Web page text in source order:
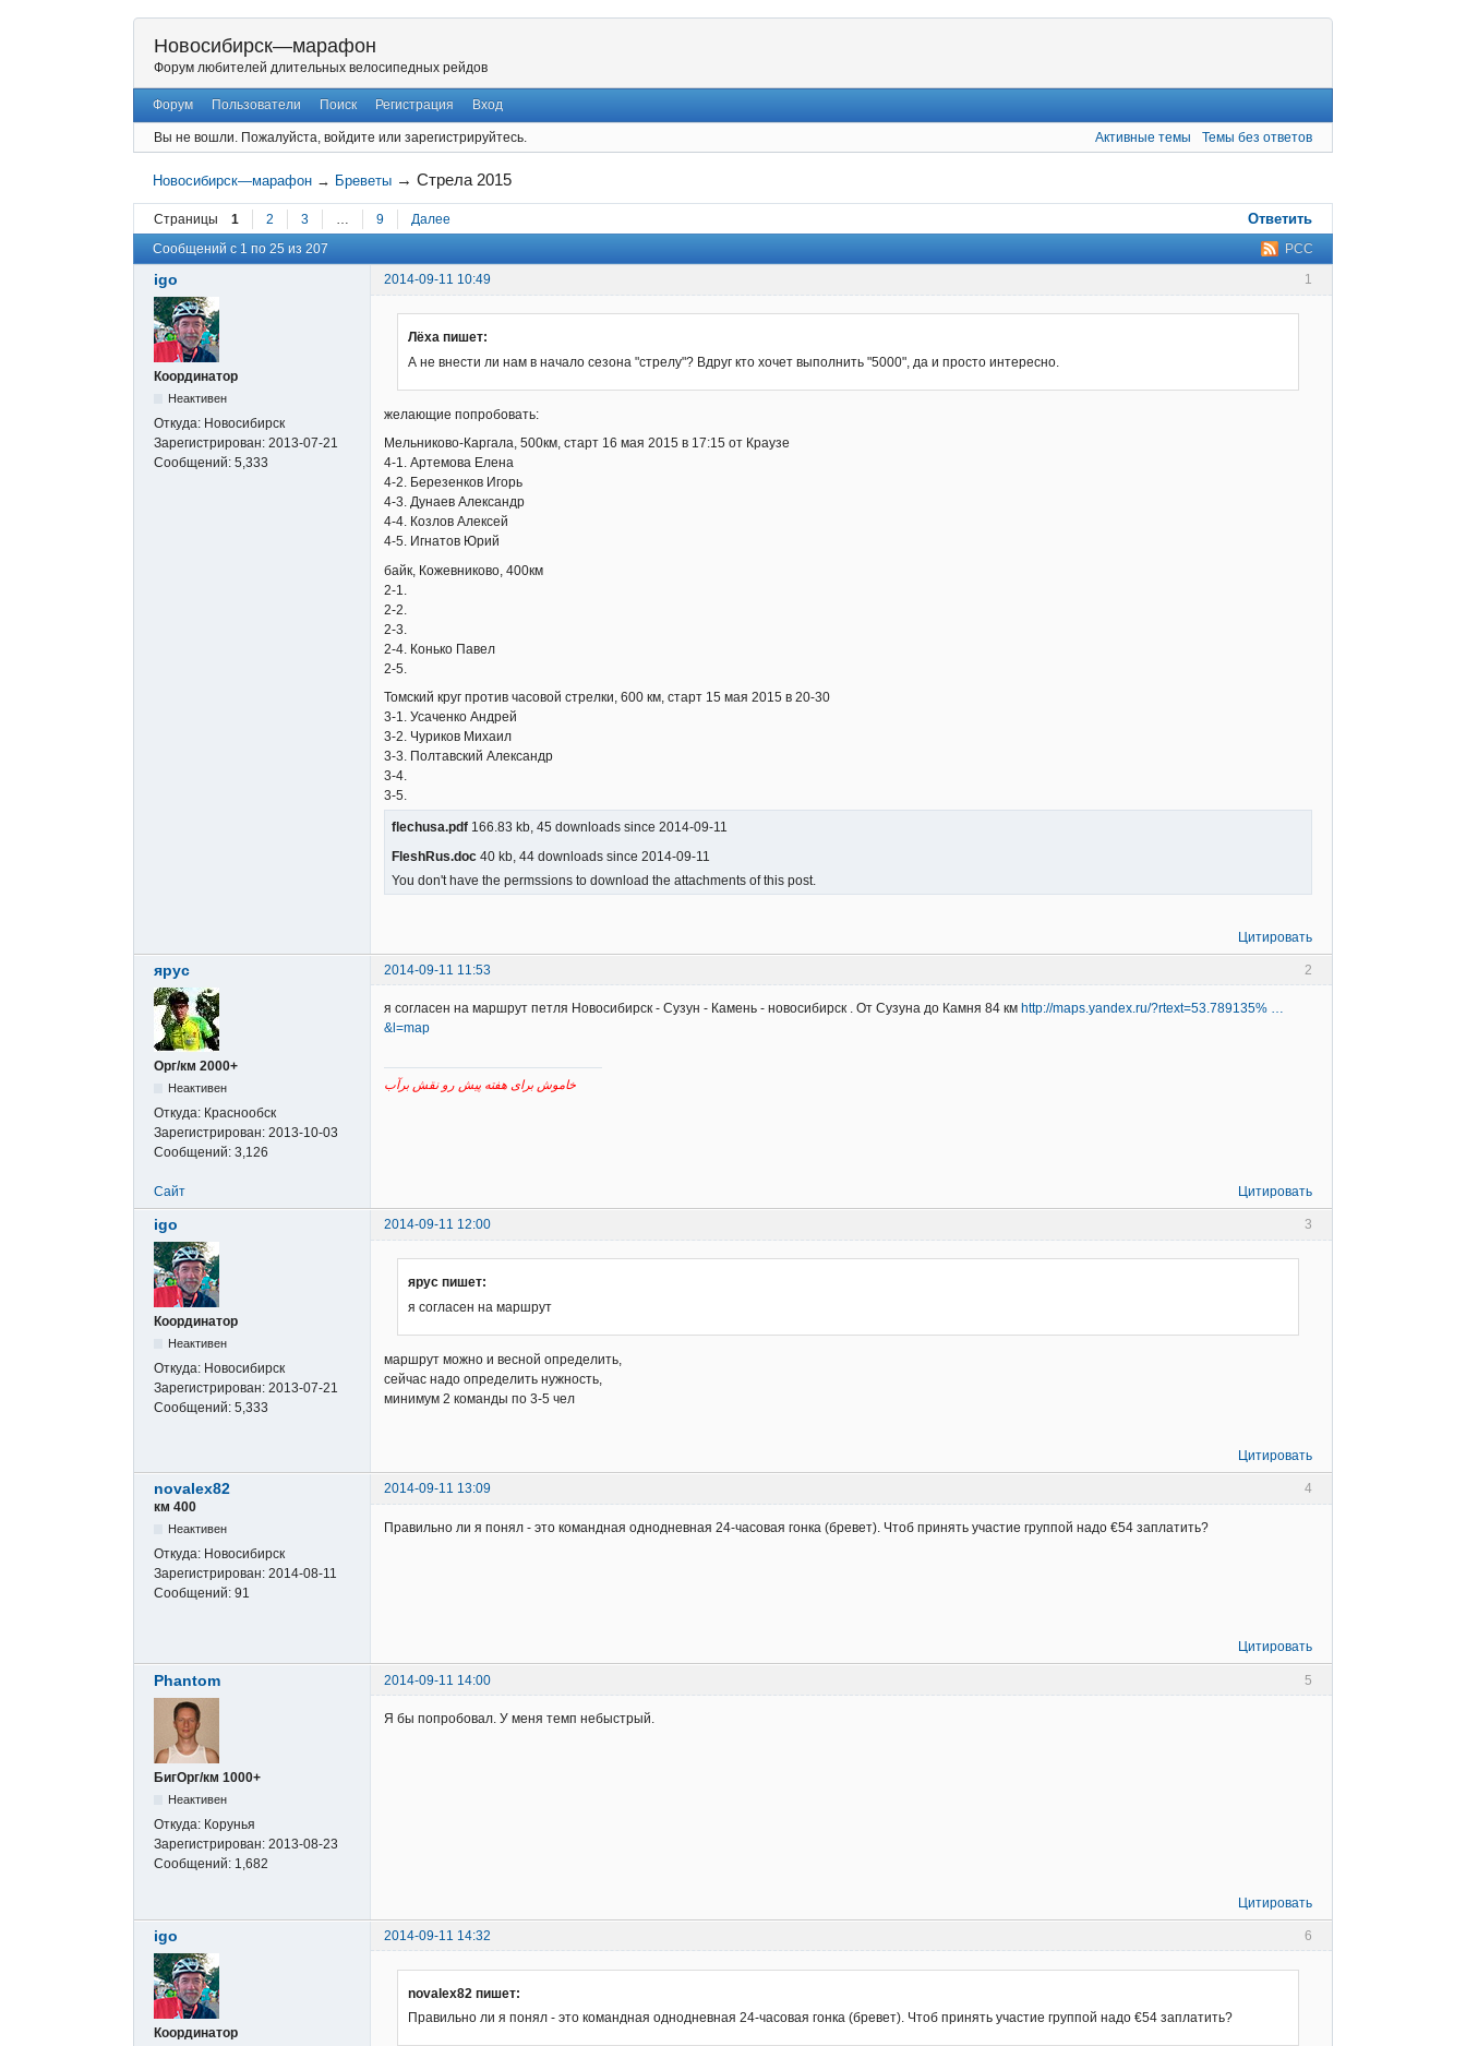
Новосибирск—марафон
Форум любителей длительных велосипедных рейдов
Форум Пользователи Поиск Регистрация Вход
Вы не вошли. Пожалуйста, войдите или зарегистрируйтесь. Активные темы Темы без ответов
Новосибирск—марафон → Бреветы →Стрела 2015
Страницы 1 2 3 9 Далее Ответить
РСС
Сообщений с 1 по 25 из 207
1
igo 2014-09-11 10:49
Координатор
Неактивен
Откуда: Новосибирск
Зарегистрирован: 2013-07-21
Сообщений: 5,333
Лёха пишет:
А не внести ли нам в начало сезона "стрелу"? Вдруг кто хочет выполнить "5000", да и просто интересно.
желающие попробовать:
Мельниково-Каргала, 500км, старт 16 мая 2015 в 17:15 от Краузе
4-1. Артемова Елена
4-2. Березенков Игорь
4-3. Дунаев Александр
4-4. Козлов Алексей
4-5. Игнатов Юрий
байк, Кожевниково, 400км
2-1.
2-2.
2-3.
2-4. Конько Павел
2-5.
Томский круг против часовой стрелки, 600 км, старт 15 мая 2015 в 20-30
3-1. Усаченко Андрей
3-2. Чуриков Михаил
3-3. Полтавский Александр
3-4.
3-5.
flechusa.pdf 166.83 kb, 45 downloads since 2014-09-11
FleshRus.doc 40 kb, 44 downloads since 2014-09-11
You don't have the permssions to download the attachments of this post.
Цитировать
2
ярус 2014-09-11 11:53
Орг/км 2000+
Неактивен
Откуда: Краснообск
Зарегистрирован: 2013-10-03
Сообщений: 3,126
я согласен на маршрут петля Новосибирск - Сузун - Камень - новосибирск . От Сузуна до Камня 84 км http://maps.yandex.ru/?rtext=53.789135% …
&l=map
Сайт Цитировать
3
igo 2014-09-11 12:00
Координатор
Неактивен
Откуда: Новосибирск
Зарегистрирован: 2013-07-21
Сообщений: 5,333
ярус пишет:
я согласен на маршрут
маршрут можно и весной определить,
сейчас надо определить нужность,
минимум 2 команды по 3-5 чел
Цитировать
4
novalex82
2014-09-11 13:09
км 400
Неактивен
Откуда: Новосибирск
Зарегистрирован: 2014-08-11
Сообщений: 91
Правильно ли я понял - это командная однодневная 24-часовая гонка (бревет). Чтоб принять участие группой надо €54 заплатить?
Цитировать
5
Phantom 2014-09-11 14:00
БигОрг/км 1000+
Неактивен
Откуда: Корунья
Зарегистрирован: 2013-08-23
Сообщений: 1,682
Я бы попробовал. У меня темп небыстрый.
Цитировать
6
igo 2014-09-11 14:32
Координатор
novalex82 пишет:
Правильно ли я понял - это командная однодневная 24-часовая гонка (бревет). Чтоб принять участие группой надо €54 заплатить?